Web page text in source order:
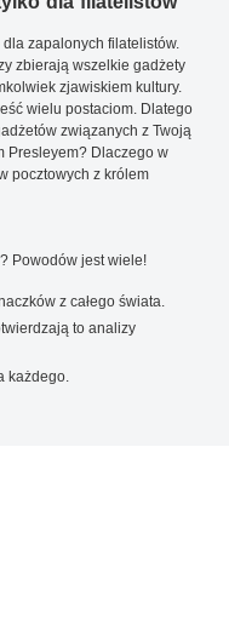
zapalonych filatelistów.
zbierają wszelkie gadżety
zjawiskiem kultury.
wielu postaciom. Dlatego
związanych z Twoją
Presleyem? Dlaczego w
pocztowych z królem
Powodów jest wiele!
z całego świata.
to analizy
każdego.